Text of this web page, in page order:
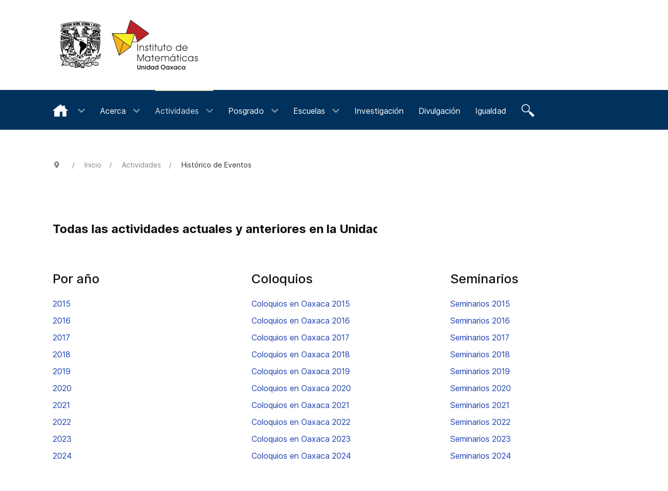
Acerca Actividades Posgrado Escuelas Investigación Divulgación Igualdad
Inicio Actividades Histórico de Eventos
Todas las actividades actuales y anteriores en la Unidad Oaxaca
Por año
2015
2016
2017
2018
2019
2020
2021
2022
2023
2024
Coloquios
Coloquios en Oaxaca 2015
Coloquios en Oaxaca 2016
Coloquios en Oaxaca 2017
Coloquios en Oaxaca 2018
Coloquios en Oaxaca 2019
Coloquios en Oaxaca 2020
Coloquios en Oaxaca 2021
Coloquios en Oaxaca 2022
Coloquios en Oaxaca 2023
Coloquios en Oaxaca 2024
Seminarios
Seminarios 2015
Seminarios 2016
Seminarios 2017
Seminarios 2018
Seminarios 2019
Seminarios 2020
Seminarios 2021
Seminarios 2022
Seminarios 2023
Seminarios 2024